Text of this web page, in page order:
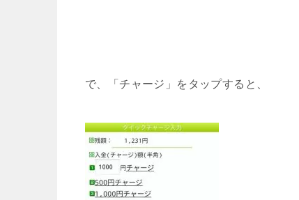
で、「チャージ」をタップすると、